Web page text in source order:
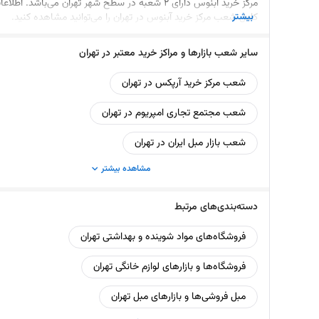
مرکز خرید آبنوس دارای 2 شعبه در سطح شهر تهران می‌باشد.
کامل شعب مرکز خرید آبنوس در تهران را می‌توانید مشاهده کنید.
بیشتر
سایر شعب بازارها و مراکز خرید معتبر در تهران
شعب مرکز خرید آرپکس در تهران
شعب مجتمع تجاری امپریوم در تهران
شعب بازار مبل ایران در تهران
مشاهده بیشتر
دسته‌بندی‌های مرتبط
فروشگاه‌های مواد شوینده و بهداشتی تهران
فروشگاه‌ها و بازار‌های لوازم خانگی تهران
مبل فروشی‌ها و بازارهای مبل تهران